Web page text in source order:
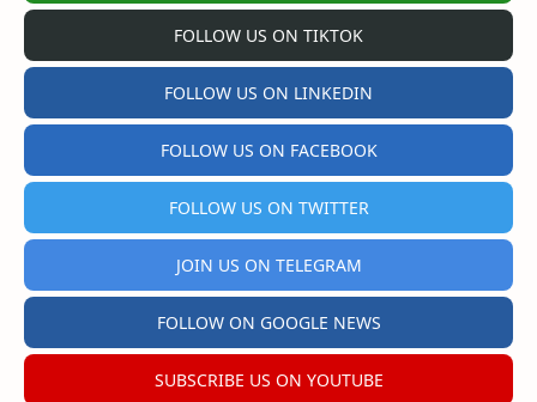
FOLLOW US ON TIKTOK
FOLLOW US ON LINKEDIN
FOLLOW US ON FACEBOOK
FOLLOW US ON TWITTER
JOIN US ON TELEGRAM
FOLLOW ON GOOGLE NEWS
SUBSCRIBE US ON YOUTUBE